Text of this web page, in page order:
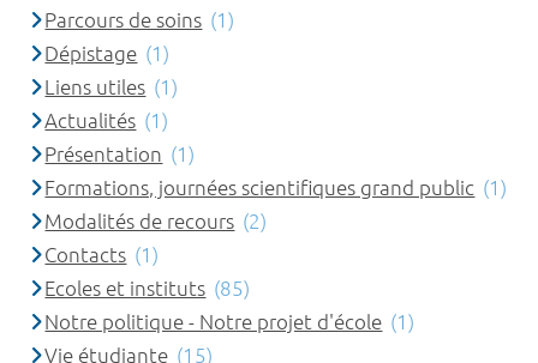
Parcours de soins (1)
Dépistage (1)
Liens utiles (1)
Actualités (1)
Présentation (1)
Formations, journées scientifiques grand public (1)
Modalités de recours (2)
Contacts (1)
Ecoles et instituts (85)
Notre politique - Notre projet d'école (1)
Vie étudiante (15)